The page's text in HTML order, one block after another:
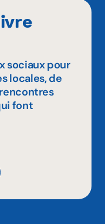
sociaux pour
locales, de
font